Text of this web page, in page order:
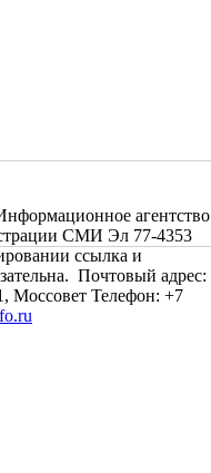
агентство
СМИ Эл 77-4353
ссылка и
Почтовый адрес:
Моссовет Телефон: +7